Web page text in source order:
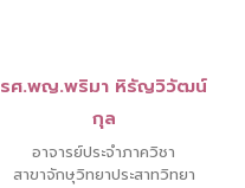
รศ.พญ.พริมา หิรัญวิวัฒน์
กุล
อาจารย์ประจำภาควิชา
สาขาจักษุวิทยาประสาทวิทยา